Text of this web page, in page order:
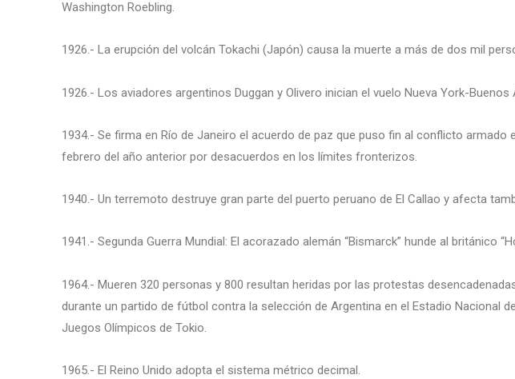
Washington Roebling.
1926.- La erupción del volcán Tokachi (Japón) causa la muerte a más de dos mil
1926.- Los aviadores argentinos Duggan y Olivero inician el vuelo Nueva York-Buenos
1934.- Se firma en Río de Janeiro el acuerdo de paz que puso fin al conflicto armado
febrero del año anterior por desacuerdos en los límites fronterizos.
1940.- Un terremoto destruye gran parte del puerto peruano de El Callao y afecta
1941.- Segunda Guerra Mundial: El acorazado alemán “Bismarck” hunde al británico
1964.- Mueren 320 personas y 800 resultan heridas por las protestas
durante un partido de fútbol contra la selección de Argentina en el Estadio Nacional
Juegos Olímpicos de Tokio.
1965.- El Reino Unido adopta el sistema métrico decimal.